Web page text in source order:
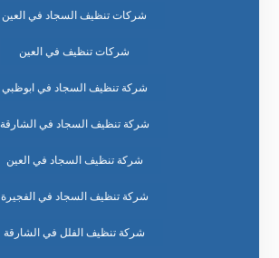
شركات تنظيف السجاد في العين
شركات تنظيف في العين
شركة تنظيف السجاد في ابوظبي
شركة تنظيف السجاد في الشارقة
شركة تنظيف السجاد في العين
شركة تنظيف السجاد في الفجيرة
شركة تنظيف الفلل في الشارقة